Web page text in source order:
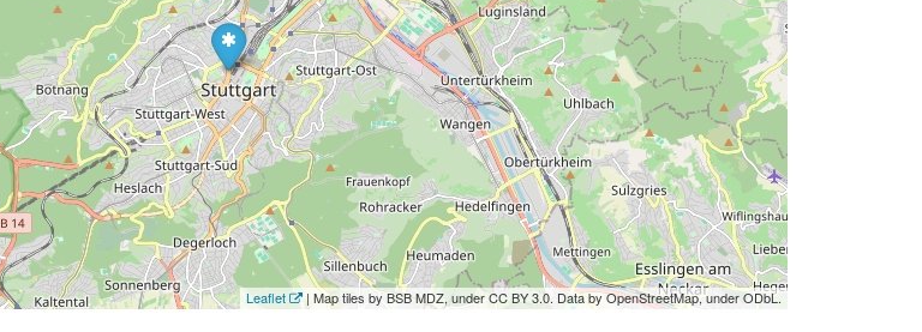
Leaflet | Map tiles by BSB MDZ, under CC BY 3.0. Data by OpenStreetMap, under ODbL.